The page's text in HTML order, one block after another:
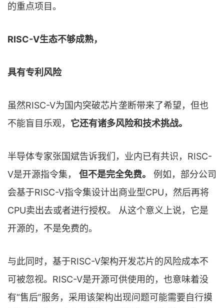
的重点项目。
RISC-V生态不够成熟，
具有专利风险
虽然RISC-V为国内突破芯片垄断带来了希望，但也
不能盲目乐观， 它还有诸多风险和技术挑战。
半导体专家张国斌告诉我们，业内已有共识，RISC-
V是开源指令集， 但不是完全免费。
例如，部分公司
会基于RISC-V指令集设计出商业型CPU，然后再将
CPU卖出去或者进行授权。 从这个意义上说，它是
开源的，不是免费的。
与此同时，基于RISC-V架构开发芯片的风险成本不
可被忽视。RISC-V是开源可供使用的，也意味着没
有“售后”服务，采用该架构出现问题可能需要自行摸